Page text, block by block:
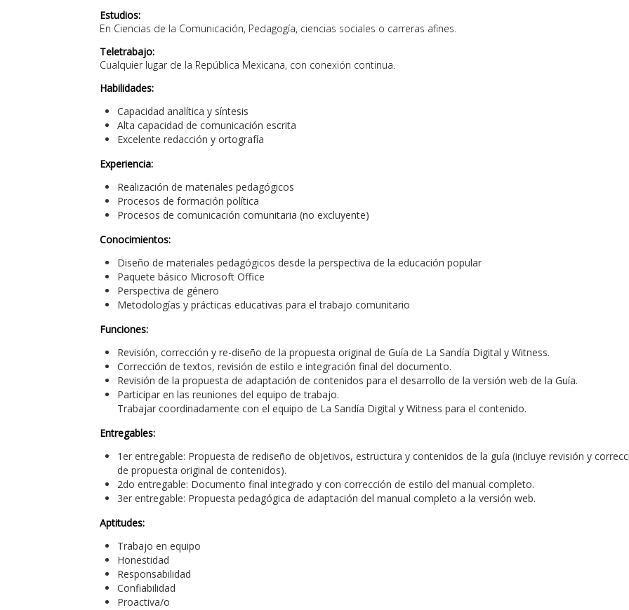
Estudios:
En Ciencias de la Comunicación, Pedagogía, ciencias sociales o carreras afines.
Teletrabajo:
Cualquier lugar de la República Mexicana, con conexión continua.
Habilidades:
Capacidad analítica y síntesis
Alta capacidad de comunicación escrita
Excelente redacción y ortografía
Experiencia:
Realización de materiales pedagógicos
Procesos de formación política
Procesos de comunicación comunitaria (no excluyente)
Conocimientos:
Diseño de materiales pedagógicos desde la perspectiva de la educación popular
Paquete básico Microsoft Office
Perspectiva de género
Metodologías y prácticas educativas para el trabajo comunitario
Funciones:
Revisión, corrección y re-diseño de la propuesta original de Guía de La Sandía Digital y Witness.
Corrección de textos, revisión de estilo e integración final del documento.
Revisión de la propuesta de adaptación de contenidos para el desarrollo de la versión web de la Guía.
Participar en las reuniones del equipo de trabajo.
Trabajar coordinadamente con el equipo de La Sandía Digital y Witness para el contenido.
Entregables:
1er entregable: Propuesta de rediseño de objetivos, estructura y contenidos de la guía (incluye revisión y
de propuesta original de contenidos).
2do entregable: Documento final integrado y con corrección de estilo del manual completo.
3er entregable: Propuesta pedagógica de adaptación del manual completo a la versión web.
Aptitudes:
Trabajo en equipo
Honestidad
Responsabilidad
Confiabilidad
Proactiva/o